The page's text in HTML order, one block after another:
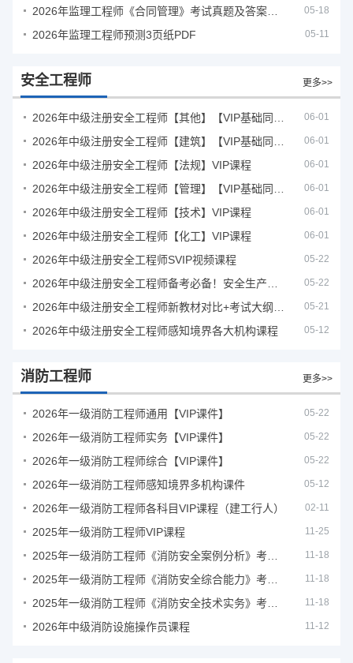
05-18
2026年监理工程师预测3页纸PDF 05-11
安全工程师 更多>>
06-01
06-01
2026年中级注册安全工程师【法规】VIP课程 06-01
06-01
2026年中级注册安全工程师【技术】VIP课程 06-01
2026年中级注册安全工程师【化工】VIP课程 06-01
2026年中级注册安全工程师SVIP视频课程 05-22
05-22
05-21
2026年中级注册安全工程师感知境界各大机构课程 05-12
消防工程师 更多>>
2026年一级消防工程师通用【VIP课件】 05-22
2026年一级消防工程师实务【VIP课件】 05-22
2026年一级消防工程师综合【VIP课件】 05-22
2026年一级消防工程师感知境界多机构课件 05-12
2026年一级消防工程师各科目VIP课程（建工行人） 02-11
2025年一级消防工程师VIP课程 11-25
11-18
11-18
11-18
2026年中级消防设施操作员课程 11-12